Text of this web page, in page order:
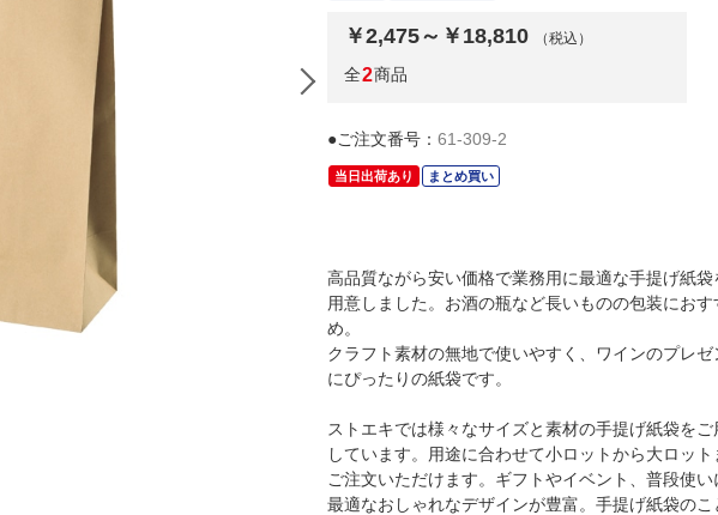
￥2,475～￥18,810 （税込）
全2商品
●ご注文番号： 61-309-2
当日出荷あり まとめ買い
高品質ながら安い価格で業務用に最適な手提げ紙袋
用意しました。お酒の瓶など長いものの包装におす
め。
クラフト素材の無地で使いやすく、ワインのプレゼ
にぴったりの紙袋です。
ストエキでは様々なサイズと素材の手提げ紙袋をご
しています。用途に合わせて小ロットから大ロット
ご注文いただけます。ギフトやイベント、普段使い
最適なおしゃれなデザインが豊富。手提げ紙袋のこ